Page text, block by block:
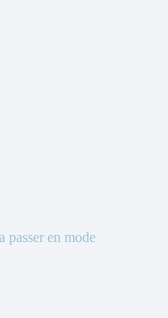
passer en mode